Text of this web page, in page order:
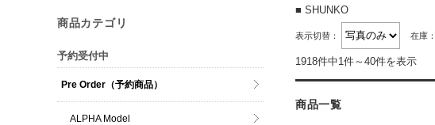
■ SHUNKO
表示切替： 在庫：
1918件中1件～40件を表示
商品一覧
商品カテゴリ
予約受付中
Pre Order（予約商品）
ALPHA Model